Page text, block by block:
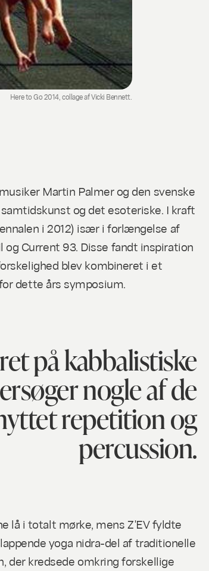
Here to Go 2014, collage af Vicki Bennett.
Martin Palmer og den svenske
og det esoteriske. I kraft
i 2012) især i forlængelse af
Current 93. Disse fandt inspiration
blev kombineret i et
dette års symposium.
på kabbalistiske
nogle af de
repetition og
percussion.
lå i totalt mørke, mens Z'EV fyldte
yoga nidra-del af traditionelle
der kredsede omkring forskellige